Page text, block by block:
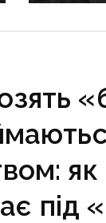
під